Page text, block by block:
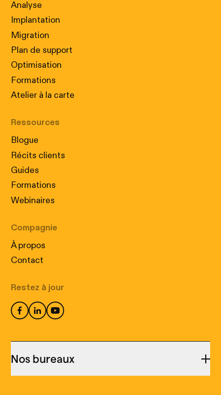
Analyse
Implantation
Migration
Plan de support
Optimisation
Formations
Atelier à la carte
Ressources
Blogue
Récits clients
Guides
Formations
Webinaires
Compagnie
À propos
Contact
Restez à jour
Nos bureaux